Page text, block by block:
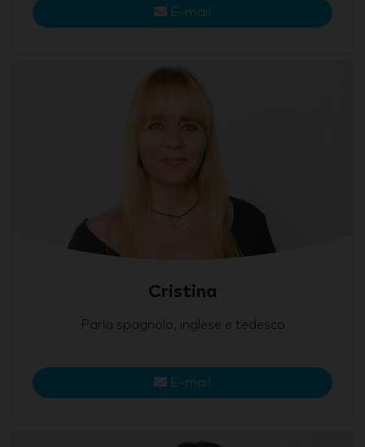
E-mail
Cristina
Parla spagnolo, inglese e tedesco
E-mail